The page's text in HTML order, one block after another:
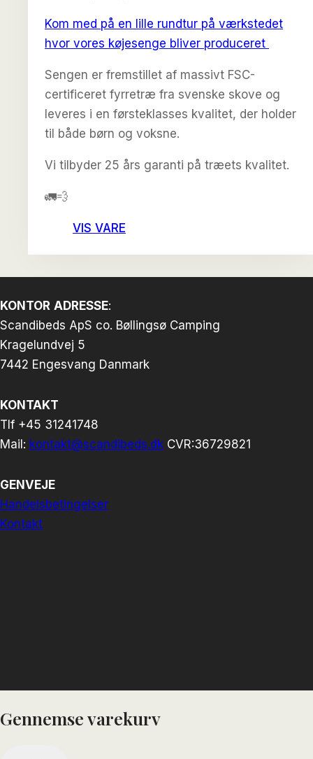
Kom med på en lille rundtur på værkstedet
hvor vores køjesenge bliver produceret
Sengen er fremstillet af massivt FSC-
certificeret fyrretræ fra svenske skove og
leveres i en førsteklasses kvalitet, der holder
til både børn og voksne.
Vi tilbyder 25 års garanti på træets kvalitet.
🚛💨
VIS VARE
KONTOR ADRESSE:
Scandibeds ApS co. Bøllingsø Camping
Kragelundvej 5
7442 Engesvang Danmark
KONTAKT
Tlf +45 31241748
Mail: kontakt@scandibeds.dk CVR:36729821
GENVEJE
Handelsbetingelser
Kontakt
Gennemse varekurv